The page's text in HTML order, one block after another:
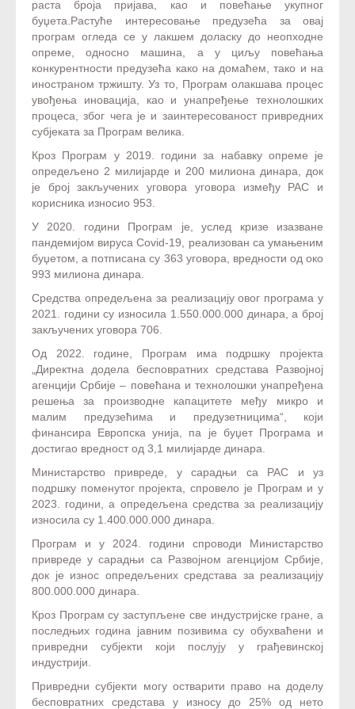
раста броја пријава, као и повећање укупног
буџета.Растуће интересовање предузећа за овај
програм огледа се у лакшем доласку до неопходне
опреме, односно машина, а у циљу повећања
конкурентности предузећа како на домаћем, тако и на
иностраном тржишту. Уз то, Програм олакшава процес
увођења иновација, као и унапређење технолошких
процеса, због чега је и заинтересованост привредних
субјеката за Програм велика.
Кроз Програм у 2019. години за набавку опреме је
опредељено 2 милијарде и 200 милиона динара, док
је број закључених уговора уговора између РАС и
корисника износио 953.
У 2020. години Програм је, услед кризе изазване
пандемијом вируса Covid-19, реализован са умањеним
буџетом, а потписана су 363 уговора, вредности од око
993 милиона динара.
Средства опредељена за реализацију овог програма у
2021. години су износила 1.550.000.000 динара, а број
закључених уговора 706.
Од 2022. године, Програм има подршку пројекта
„Директна додела бесповратних средстава Развојној
агенцији Србије – повећана и технолошки унапређена
решења за производне капацитете међу микро и
малим предузећима и предузетницима“, који
финансира Европска унија, па је буџет Програма и
достигао вредност од 3,1 милијарде динара.
Министарство привреде, у сарадњи са РАС и уз
подршку поменутог пројекта, спровело је Програм и у
2023. години,а опредељена средства за реализацију
износила су 1.400.000.000 динара.
Програм и у 2024. години спроводи Министарство
привреде у сарадњи са Развојном агенцијом Србије,
док је износ опредељених средстава за реализацију
800.000.000 динара.
Кроз Програм су заступљене све индустријске гране, а
последњих година јавним позивима су обухваћени и
привредни субјекти који послују у грађевинској
индустрији.
Привредни субјекти могу остварити право на доделу
бесповратних средстава у износу до 25% од нето